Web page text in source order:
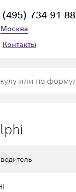
(495) 734-91-88
Москва
Контакты